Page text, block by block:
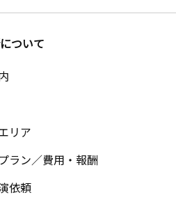
ついて
リア
ラン／費用・報酬
依頼